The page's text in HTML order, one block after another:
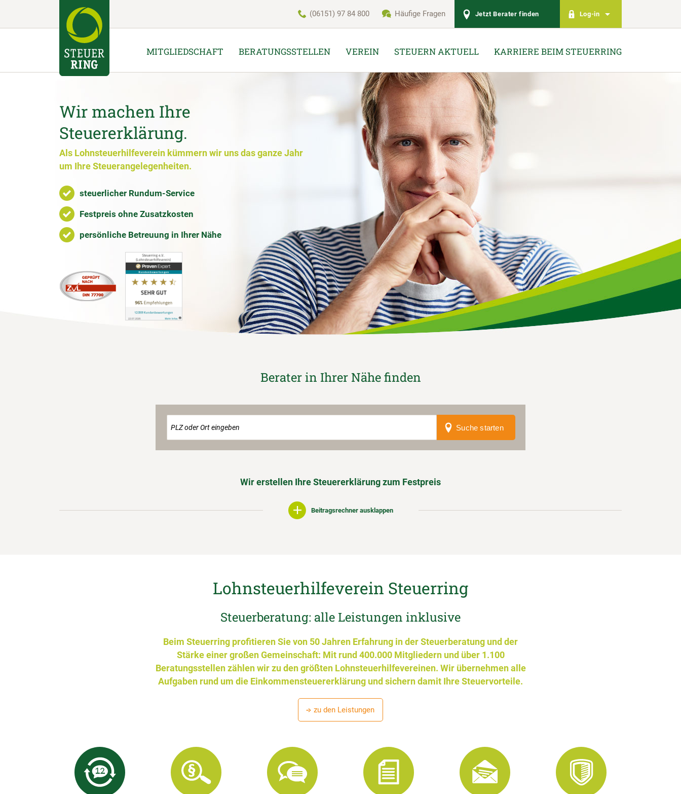
(06151) 97 84 800 Häufige Fragen Jetzt Berater finden Log-in
MITGLIEDSCHAFT BERATUNGSSTELLEN VEREIN STEUERN AKTUELL KARRIERE BEIM STEUERRING
Wir machen Ihre
Steuererklärung.
Als Lohnsteuerhilfeverein kümmern wir uns das ganze Jahr
um Ihre Steuerangelegenheiten.
steuerlicher Rundum-Service
Festpreis ohne Zusatzkosten
persönliche Betreuung in Ihrer Nähe
Berater in Ihrer Nähe finden
Suche starten
Wir erstellen Ihre Steuererklärung zum Festpreis
Beitragsrechner ausklappen
Lohnsteuerhilfeverein Steuerring
Steuerberatung: alle Leistungen inklusive
Beim Steuerring profitieren Sie von 50 Jahren Erfahrung in der Steuerberatung und der
Stärke einer großen Gemeinschaft: Mit rund 400.000 Mitgliedern und über 1.100
Beratungsstellen zählen wir zu den größten Lohnsteuerhilfevereinen. Wir übernehmen alle
Aufgaben rund um die Einkommensteuererklärung und sichern damit Ihre Steuervorteile.
zu den Leistungen